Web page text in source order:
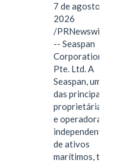
7 de agosto de
2026
/PRNewswire/
-- Seaspan
Corporation
Pte. Ltd. A
Seaspan, uma
das principais
proprietárias
e operadoras
independentes
de ativos
marítimos, tem